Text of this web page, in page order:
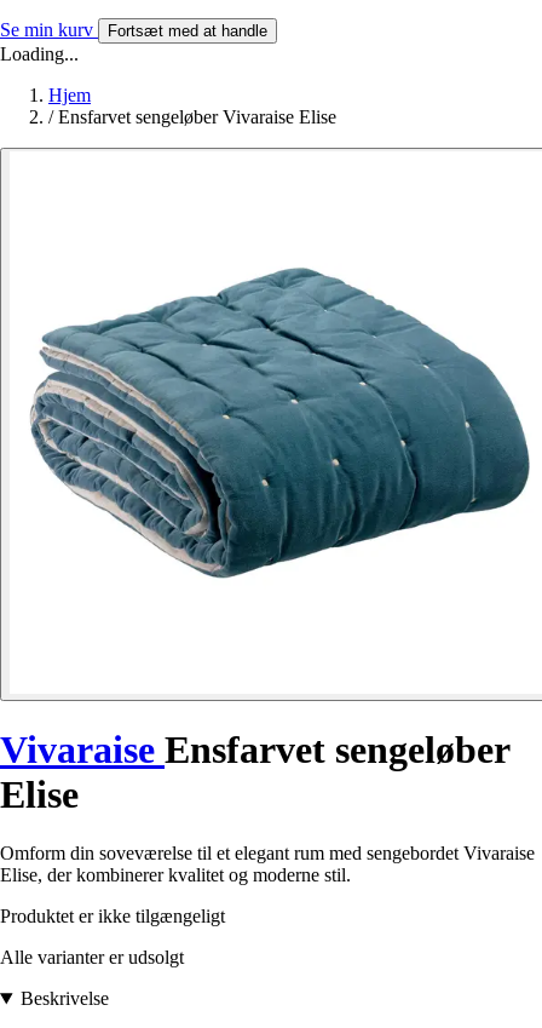
Se min kurv Fortsæt med at handle
Loading...
Hjem
/ Ensfarvet sengeløber Vivaraise Elise
Vivaraise Ensfarvet sengeløber
Elise
Omform din soveværelse til et elegant rum med sengebordet Vivaraise
Elise, der kombinerer kvalitet og moderne stil.
Produktet er ikke tilgængeligt
Alle varianter er udsolgt
Beskrivelse